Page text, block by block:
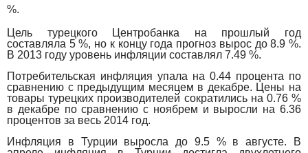
%.
Цель турецкого Центробанка на прошлый год
составляла 5 %, но к концу года прогноз вырос до 8.9 %.
В 2013 году уровень инфляции составлял 7.49 %.
Потребительская инфляция упала на 0.44 процента по
сравнению с предыдущим месяцем в декабре. Цены на
товары турецких производителей сократились на 0.76 %
в декабре по сравнению с ноябрем и выросли на 6.36
процентов за весь 2014 год.
Инфляция в Турции выросла до 9.5 % в августе. В